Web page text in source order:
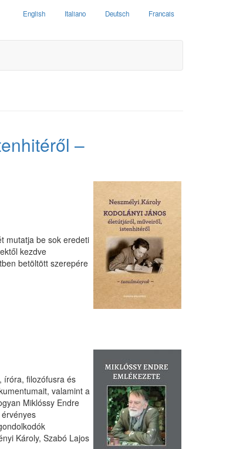
English Italiano Deutsch Francais
–
mutatja be sok eredeti
kezdve
betöltött szerepére
íróra, filozófusra és
valamint a
Miklóssy Endre
Károly, Szabó Lajos